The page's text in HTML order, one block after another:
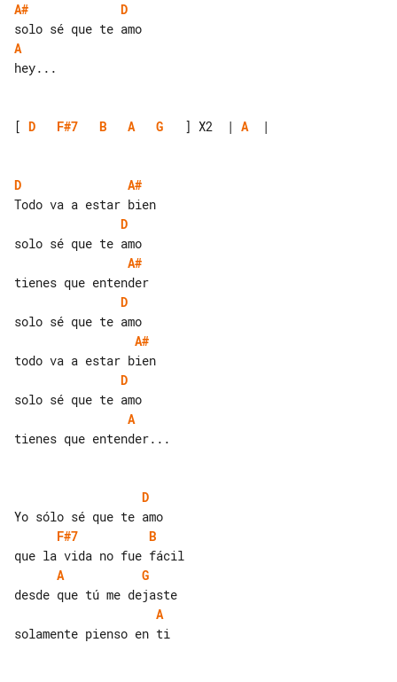
A#
D
A
hey...
[ D F#7 B A G
   ] X2  |
A
  |
D
A#
D
A#
D
A#
D
A
tienes que entender...
D
F#7
B
A
G
A
solamente pienso en ti